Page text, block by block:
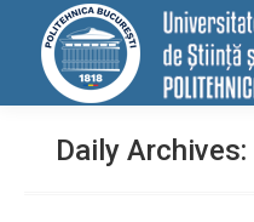
conținut
Daily Archives: